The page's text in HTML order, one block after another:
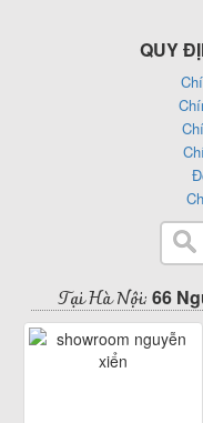
QUY
Tại Hà Nội: 66